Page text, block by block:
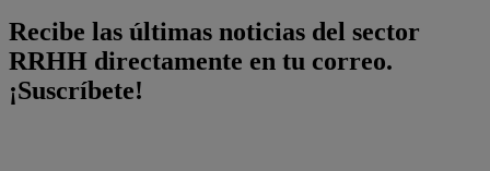
Recibe las últimas noticias del sector
RRHH directamente en tu correo.
¡Suscríbete!